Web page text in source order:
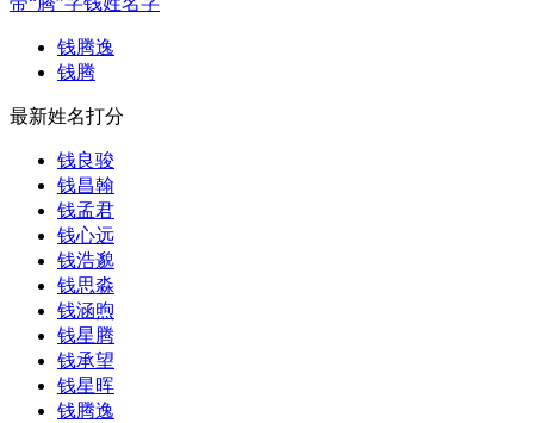
钱腾逸
钱腾
最新姓名打分
钱良骏
钱昌翰
钱孟君
钱心远
钱浩邈
钱思淼
钱涵煦
钱星腾
钱承望
钱星晖
钱腾逸